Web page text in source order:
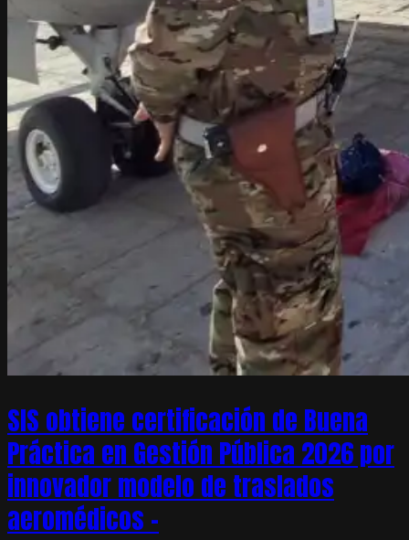
SIS obtiene certificación de Buena
Práctica en Gestión Pública 2026 por
innovador modelo de traslados
aeromédicos –